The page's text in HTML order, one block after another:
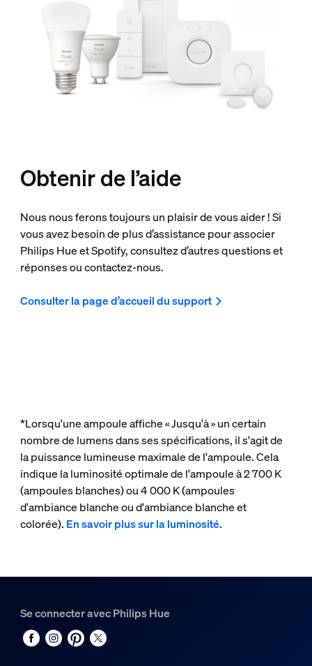
Obtenir de l’aide
Nous nous ferons toujours un plaisir de vous aider ! Si
vous avez besoin de plus d’assistance pour associer
Philips Hue et Spotify, consultez d’autres questions et
réponses ou contactez-nous.
Consulter la page d’accueil du support
*Lorsqu'une ampoule affiche « Jusqu'à » un certain
nombre de lumens dans ses spécifications, il s'agit de
la puissance lumineuse maximale de l'ampoule. Cela
indique la luminosité optimale de l'ampoule à 2 700 K
(ampoules blanches) ou 4 000 K (ampoules
d'ambiance blanche ou d'ambiance blanche et
colorée). En savoir plus sur la luminosité.
Se connecter avec Philips Hue